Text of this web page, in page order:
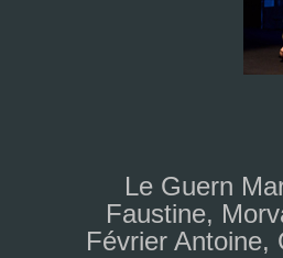
Le Guern
Faustine,
Février Antoine,